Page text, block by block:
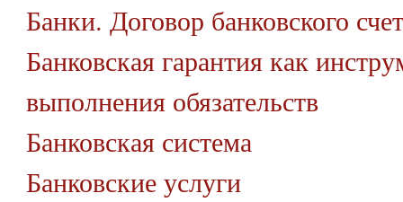
Банки. Договор банковского
Банковская гарантия как
выполнения обязательств
Банковская система
Банковские услуги